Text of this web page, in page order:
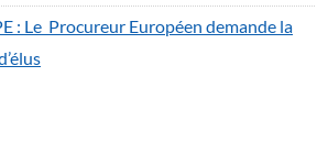
: Le Procureur Européen demande la